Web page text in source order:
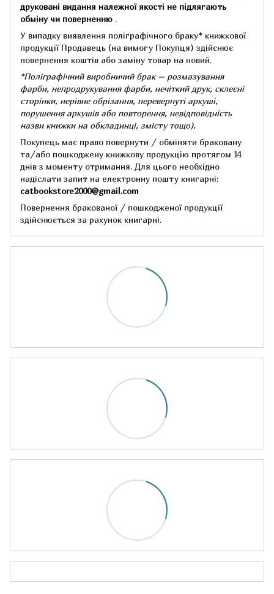
друковані видання належної якості не підлягають
обміну чи поверненню .
У випадку виявлення поліграфічного браку* книжкової
продукції Продавець (на вимогу Покупця) здійснює
повернення коштів або заміну товар на новий.
*Поліграфічний виробничий брак – розмазування
фарби, непродрукування фарби, нечіткий друк, склеєні
сторінки, нерівне обрізання, перевернуті аркуші,
порушення аркушів або повторення, невідповідність
назви книжки на обкладинці, змісту тощо).
Покупець має право повернути / обміняти браковану
та/або пошкоджену книжкову продукцію протягом 14
днів з моменту отримання. Для цього необхідно
надіслати запит на електронну пошту книгарні:
catbookstore2000@gmail.com
Повернення бракованої / пошкодженої продукції
здійснюється за рахунок книгарні.